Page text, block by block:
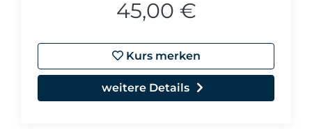
45,00 €
Kurs merken
weitere Details